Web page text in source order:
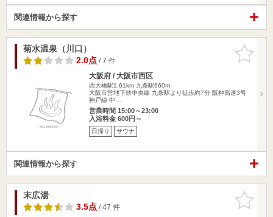
関連情報から探す
お気に入
りに追加
菊水温泉（川口）
2.0点/ 7 件
大阪府 / 大阪市西区
西大橋駅1.61km 九条駅660m
大阪市営地下鉄中央線 九条駅より徒歩約7分 阪神高速3号
神戸線 中…
営業時間 15:00～23:00
入浴料金 600円～
日帰り サウナ
関連情報から探す
お気に入
りに追加
末広湯
3.5点/ 47 件